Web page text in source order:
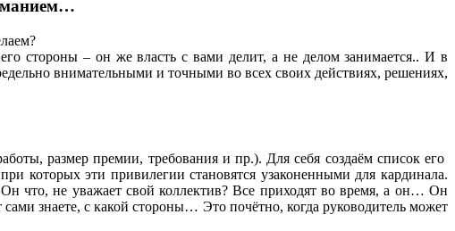
стороны – он же власть с вами делит, а не делом занимается.. И в
внимательными и точными во всех своих действиях, решениях,
размер премии, требования и пр.). Для себя создаём список его
которых эти привилегии становятся узаконенными для кардинала.
что, не уважает свой коллектив? Все приходят во время, а он… Он
знаете, с какой стороны… Это почётно, когда руководитель может